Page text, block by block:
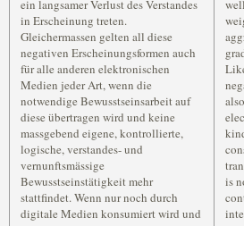
ein langsamer Verlust des Verstandes
in Erscheinung treten.
Gleichermassen gelten all diese
negativen Erscheinungsformen auch
für alle anderen elektronischen
Medien jeder Art, wenn die
notwendige Bewusstseinsarbeit auf
diese übertragen wird und keine
massgebend eigene, kontrollierte,
logische, verstandes- und
vernunftsmässige
Bewusstseinstätigkeit mehr
stattfindet. Wenn nur noch durch
digitale Medien konsumiert wird und
is